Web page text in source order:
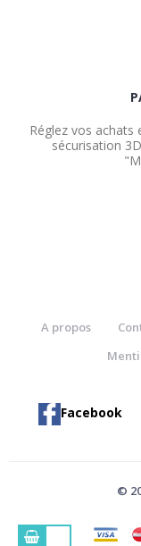
Réglez vos
sécurisation
A propos
Facebook
©